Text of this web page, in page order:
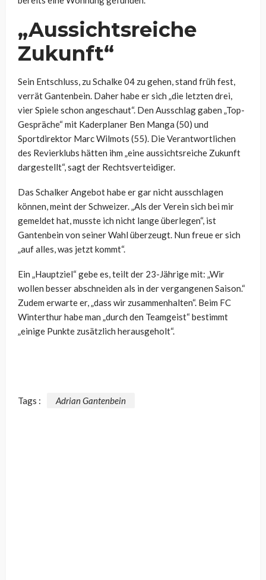
„Aussichtsreiche
Zukunft“
Sein Entschluss, zu Schalke 04 zu gehen, stand früh fest,
verrät Gantenbein. Daher habe er sich „die letzten drei,
vier Spiele schon angeschaut“. Den Ausschlag gaben „Top-
Gespräche“ mit Kaderplaner Ben Manga (50) und
Sportdirektor Marc Wilmots (55). Die Verantwortlichen
des Revierklubs hätten ihm „eine aussichtsreiche Zukunft
dargestellt“, sagt der Rechtsverteidiger.
Das Schalker Angebot habe er gar nicht ausschlagen
können, meint der Schweizer. „Als der Verein sich bei mir
gemeldet hat, musste ich nicht lange überlegen“, ist
Gantenbein von seiner Wahl überzeugt. Nun freue er sich
„auf alles, was jetzt kommt“.
Ein „Hauptziel“ gebe es, teilt der 23-Jährige mit: „Wir
wollen besser abschneiden als in der vergangenen Saison.“
Zudem erwarte er, „dass wir zusammenhalten“. Beim FC
Winterthur habe man „durch den Teamgeist“ bestimmt
„einige Punkte zusätzlich herausgeholt“.
Tags : Adrian Gantenbein